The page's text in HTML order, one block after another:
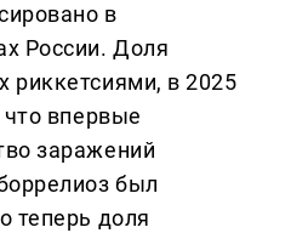
в
России. Доля
риккетсиями, в 2025
что впервые
заражений
был
теперь доля